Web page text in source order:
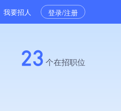
我要招人 登录/注册
23 个在招职位